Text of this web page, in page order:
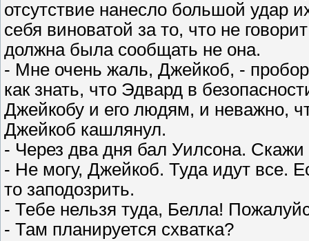
отсутствие нанесло большой удар
себя виноватой за то, что не
должна была сообщать не она.
- Мне очень жаль, Джейкоб, -
как знать, что Эдвард в
Джейкобу и его людям, и неважно,
Джейкоб кашлянул.
- Через два дня бал Уилсона.
- Не могу, Джейкоб. Туда идут все.
то заподозрить.
- Тебе нельзя туда, Белла!
- Там планируется схватка?